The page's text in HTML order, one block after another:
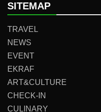
SITEMAP
TRAVEL
NEWS
EVENT
EKRAF
ART&CULTURE
CHECK-IN
CULINARY